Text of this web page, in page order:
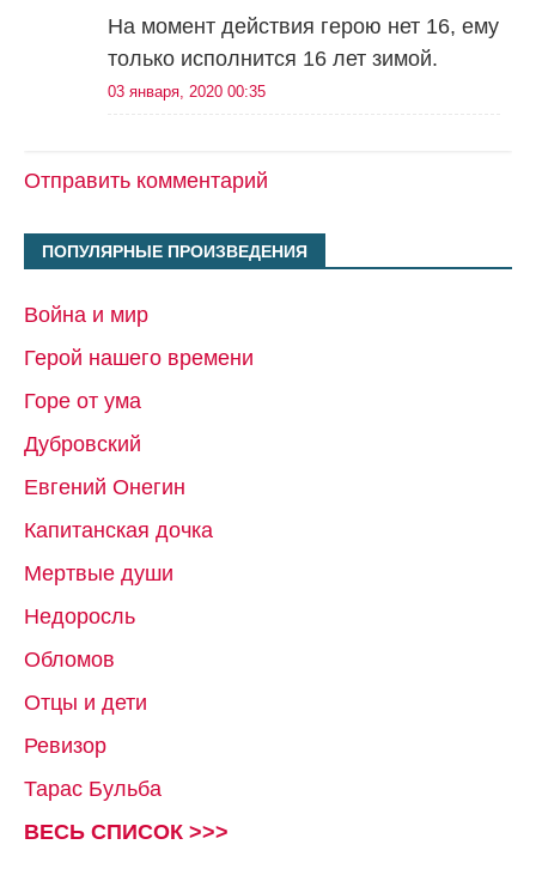
На момент действия герою нет 16, ему
только исполнится 16 лет зимой.
03 января, 2020 00:35
Отправить комментарий
ПОПУЛЯРНЫЕ ПРОИЗВЕДЕНИЯ
Война и мир
Герой нашего времени
Горе от ума
Дубровский
Евгений Онегин
Капитанская дочка
Мертвые души
Недоросль
Обломов
Отцы и дети
Ревизор
Тарас Бульба
ВЕСЬ СПИСОК >>>